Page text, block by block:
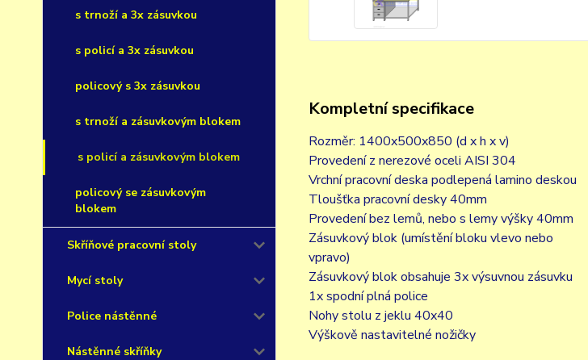
s trnoží a 3x zásuvkou
s policí a 3x zásuvkou
policový s 3x zásuvkou
s trnoží a zásuvkovým blokem
s policí a zásuvkovým blokem
policový se zásuvkovým
blokem
Skříňové pracovní stoly
Mycí stoly
Police nástěnné
Nástěnné skříňky
Kompletní specifikace
Rozměr: 1400x500x850 (d x h x v)
Provedení z nerezové oceli AISI 304
Vrchní pracovní deska podlepená lamino deskou
Tloušťka pracovní desky 40mm
Provedení bez lemů, nebo s lemy výšky 40mm
Zásuvkový blok (umístění bloku vlevo nebo
vpravo)
Zásuvkový blok obsahuje 3x výsuvnou zásuvku
1x spodní plná police
Nohy stolu z jeklu 40x40
Výškově nastavitelné nožičky